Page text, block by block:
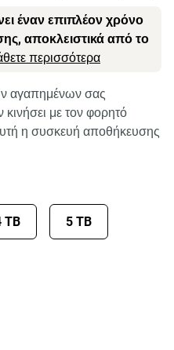
έναν επιπλέον χρόνο
αποκλειστικά από το
περισσότερα
αγαπημένων σας
με τον φορητό
η συσκευή αποθήκευσης
TB 5 TB